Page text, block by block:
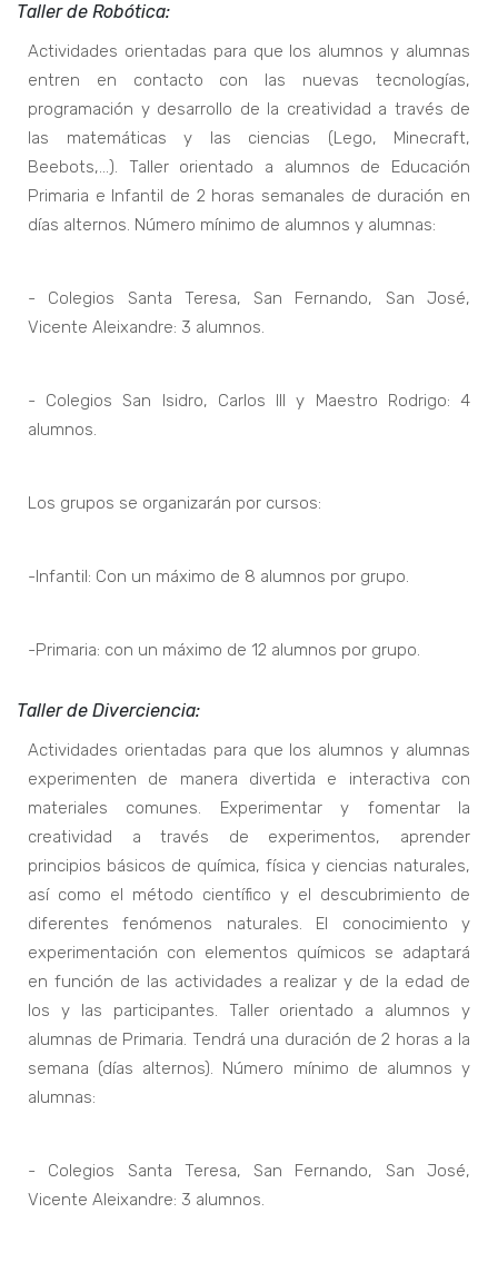
Taller de Robótica:
Actividades orientadas para que los alumnos y alumnas
entren en contacto con las nuevas tecnologías,
programación y desarrollo de la creatividad a través de
las matemáticas y las ciencias (Lego, Minecraft,
Beebots,...). Taller orientado a alumnos de Educación
Primaria e Infantil de 2 horas semanales de duración en
días alternos. Número mínimo de alumnos y alumnas:
- Colegios Santa Teresa, San Fernando, San José,
Vicente Aleixandre: 3 alumnos.
- Colegios San Isidro, Carlos III y Maestro Rodrigo: 4
alumnos.
Los grupos se organizarán por cursos:
-Infantil: Con un máximo de 8 alumnos por grupo.
-Primaria: con un máximo de 12 alumnos por grupo.
Taller de Diverciencia:
Actividades orientadas para que los alumnos y alumnas
experimenten de manera divertida e interactiva con
materiales comunes. Experimentar y fomentar la
creatividad a través de experimentos, aprender
principios básicos de química, física y ciencias naturales,
así como el método científico y el descubrimiento de
diferentes fenómenos naturales. El conocimiento y
experimentación con elementos químicos se adaptará
en función de las actividades a realizar y de la edad de
los y las participantes. Taller orientado a alumnos y
alumnas de Primaria. Tendrá una duración de 2 horas a la
semana (días alternos). Número mínimo de alumnos y
alumnas:
- Colegios Santa Teresa, San Fernando, San José,
Vicente Aleixandre: 3 alumnos.